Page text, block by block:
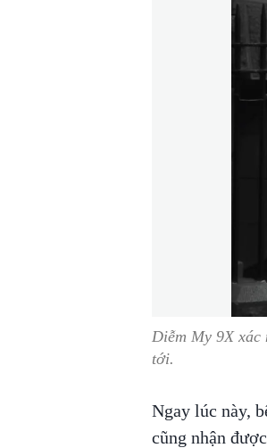
Diễm My 9X xác
tới.
Ngay lúc này,
cũng nhận